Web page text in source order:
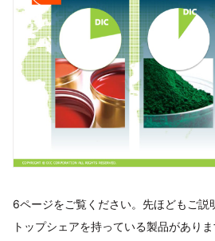
6ページをご覧ください。先ほどもご説
トップシェアを持っている製品があり